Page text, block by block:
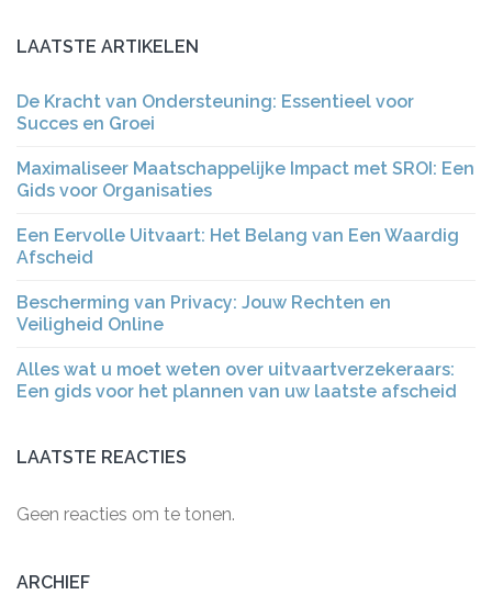
LAATSTE ARTIKELEN
De Kracht van Ondersteuning: Essentieel voor
Succes en Groei
Maximaliseer Maatschappelijke Impact met SROI: Een
Gids voor Organisaties
Een Eervolle Uitvaart: Het Belang van Een Waardig
Afscheid
Bescherming van Privacy: Jouw Rechten en
Veiligheid Online
Alles wat u moet weten over uitvaartverzekeraars:
Een gids voor het plannen van uw laatste afscheid
LAATSTE REACTIES
Geen reacties om te tonen.
ARCHIEF